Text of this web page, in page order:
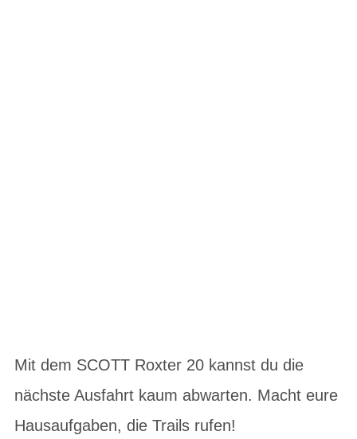
Mit dem SCOTT Roxter 20 kannst du die
nächste Ausfahrt kaum abwarten. Macht eure
Hausaufgaben, die Trails rufen!